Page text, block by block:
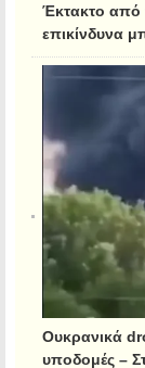
Έκτακτο από
επικίνδυνα
Ουκρανικά
υποδομές –